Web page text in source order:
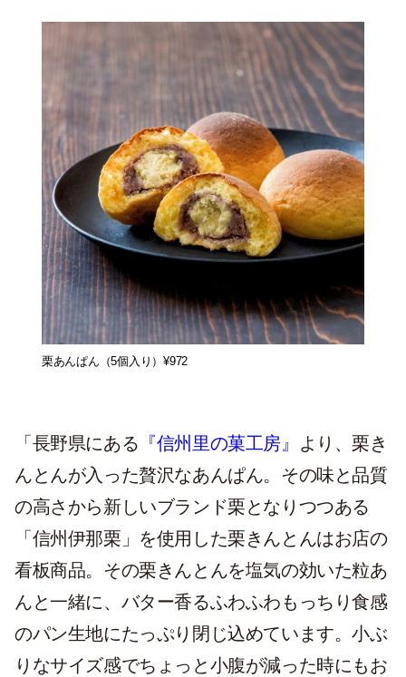
栗あんぱん（5個入り）¥972
「長野県にある 『信州里の菓工房』
より、栗き
んとんが入った贅沢なあんぱん。その味と品質
の高さから新しいブランド栗となりつつある
「信州伊那栗」を使用した栗きんとんはお店の
看板商品。その栗きんとんを塩気の効いた粒あ
んと一緒に、バター香るふわふわもっちり食感
のパン生地にたっぷり閉じ込めています。小ぶ
りなサイズ感でちょっと小腹が減った時にもお